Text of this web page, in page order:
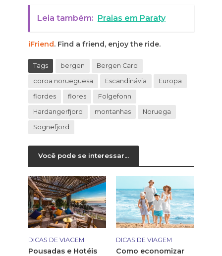
Leia também: Praias em Paraty
iFriend. Find a friend, enjoy the ride.
Tags bergen Bergen Card
coroa norueguesa Escandinávia Europa
fiordes flores Folgefonn
Hardangerfjord montanhas Noruega
Sognefjord
Você pode se interessar...
DICAS DE VIAGEM
Pousadas e Hotéis
DICAS DE VIAGEM
Como economizar